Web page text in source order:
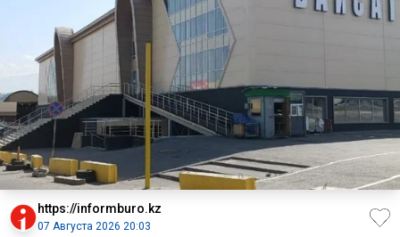
https://informburo.kz
07 Августа 2026 20:03